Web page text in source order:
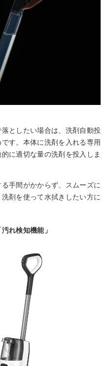
としたい場合は、洗剤自動投
す。本体に洗剤を入れる専用
に適切な量の洗剤を投入しま
手間がかからず、スムーズに
剤を使って水拭きしたい方に
れ検知機能」